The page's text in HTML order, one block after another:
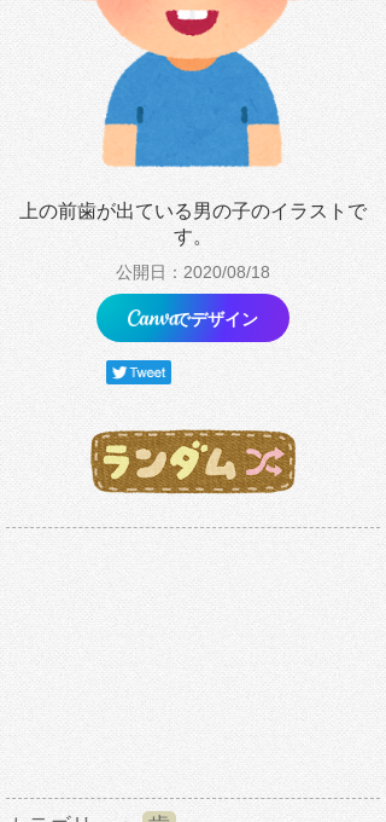
上の前歯が出ている男の子のイラストで
す。
公開日：2020/08/18
でデザイン